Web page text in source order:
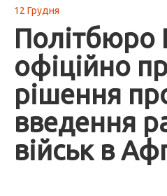
12 Грудня
офіційно
рішення
введення
військ в